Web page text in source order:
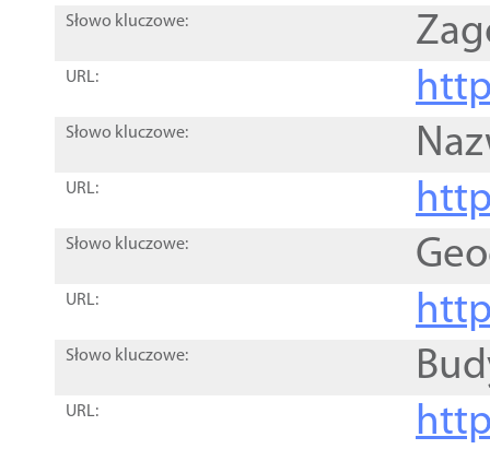
Słowo kluczowe:
URL:
Słowo kluczowe:
URL:
Słowo kluczowe:
URL:
Słowo kluczowe:
URL: